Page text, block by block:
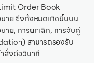
Order Book
าย ซึ่งทั้งหมดเกิดขึ้นบน
าย, การยกเลิก, การจับคู่
สามารถรองรับ
สั่งต่อวินาที